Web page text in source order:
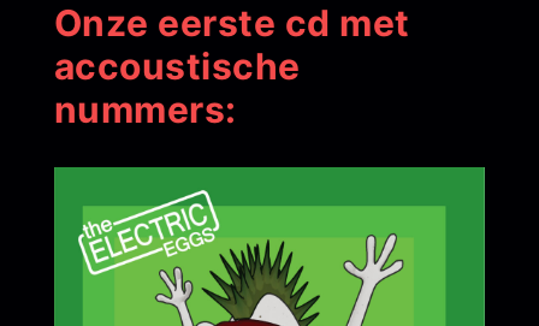
Onze eerste cd met
accoustische
nummers: